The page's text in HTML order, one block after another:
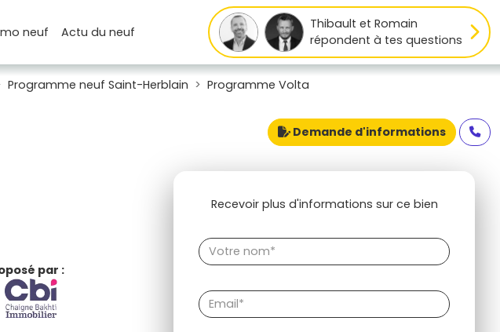
neuf Actudu neuf
Thibault et Romain
répondent à tes questions
Programme neuf Saint-Herblain Programme Volta
Demande d'informations
par :
Recevoir plus d'informations sur ce bien